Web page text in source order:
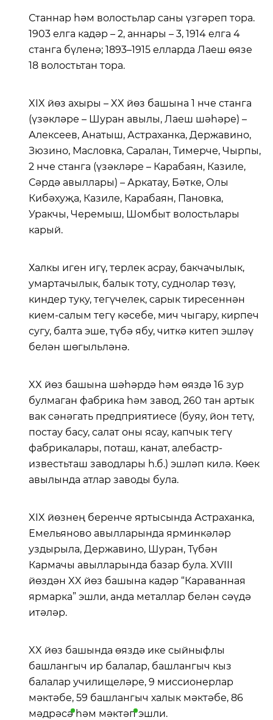
Станнар һәм волостьлар саны үзгәреп тора.
1903 елга кадәр – 2, аннары – 3, 1914 елга 4
станга бүленә; 1893–1915 елларда Лаеш өязе
18 волостьтан тора.
XIX йөз ахыры – XX йөз башына 1 нче станга
(үзәкләре – Шуран авылы, Лаеш шәһәре) –
Алексеев, Анатыш, Астраханка, Державино,
Зюзино, Масловка, Саралан, Тимерче, Чырпы,
2 нче станга (үзәкләре – Карабаян, Казиле,
Сәрдә авыллары) – Аркатау, Бәтке, Олы
Кибәхуҗа, Казиле, Карабаян, Пановка,
Уракчы, Черемыш, Шомбыт волостьлары
карый.
Халкы иген игү, терлек асрау, бакчачылык,
умартачылык, балык тоту, суднолар төзү,
киндер туку, тегүчелек, сарык тиресеннән
кием-салым тегү кәсебе, мич чыгару, кирпеч
сугу, балта эше, түбә ябу, читкә китеп эшләү
белән шөгыльләнә.
XX йөз башына шәһәрдә һәм өяздә 16 зур
булмаган фабрика һәм завод, 260 тан артык
вак сәнәгать предприятиесе (буяу, йон тетү,
постау басу, салат оны ясау, капчык тегү
фабрикалары, поташ, канат, алебастр-
известьташ заводлары һ.б.) эшләп килә. Көек
авылында атлар заводы була.
XIX йөзнең беренче яртысында Астраханка,
Емельяново авылларында ярминкәләр
уздырыла, Державино, Шуран, Түбән
Кармачы авылларында базар була. XVIII
йөздән XX йөз башына кадәр “Караванная
ярмарка” эшли, анда металлар белән сәүдә
итәләр.
XX йөз башында өяздә ике сыйныфлы
башлангыч ир балалар, башлангыч кыз
балалар училищеләре, 9 миссионерлар
мәктәбе, 59 башлангыч халык мәктәбе, 86
мәдрәсәһәм мәктәпэшли.